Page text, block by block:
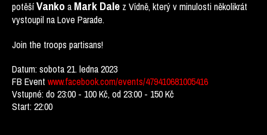
potěšíVanko a Mark Dale z Vídně, který v minulosti několikrát
vystoupil na Love Parade.
Join the troops partisans!
Datum: sobota 21. ledna 2023
FB Event www.facebook.com/events/479410681005416
Vstupné: do 23:00 - 100 Kč, od 23:00 - 150 Kč
Start: 22:00